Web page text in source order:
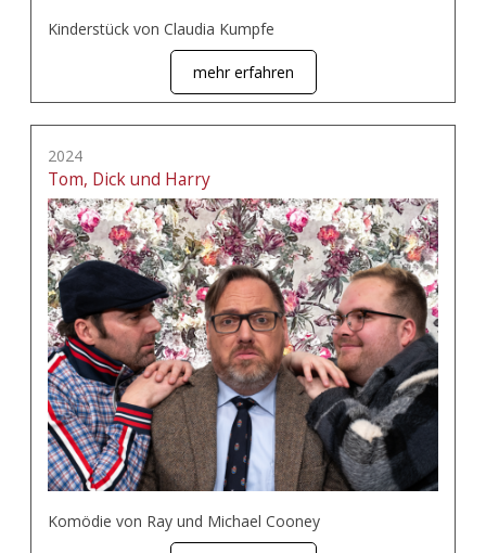
Kinderstück von Claudia Kumpfe
mehr erfahren
2024
Tom, Dick und Harry
Komödie von Ray und Michael Cooney